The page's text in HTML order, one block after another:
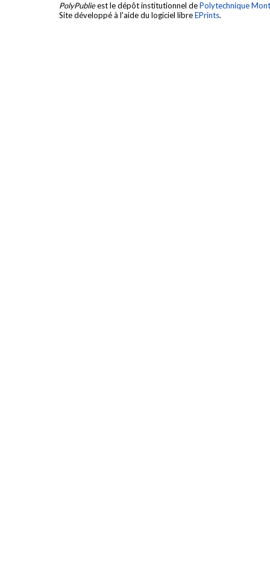
PolyPublieest le dépôt institutionnel dePolytechnique
Site développé à l'aide du logiciel libreEPrints.